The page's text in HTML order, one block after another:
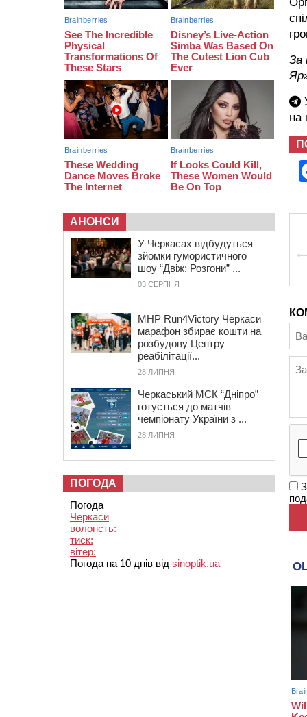
За
на
“Ше.Fest”
14:31 У Каневі аномальна спека
призвела до перебоїв у роботі
електромереж та комунальних
служб
АНОНСИ
У Черкасах відбудуться
зйомки гумористичного
шоу “Двіж: Розгони” ...
03 СЕРПНЯ
MHP Run4Victory Черкаси
марафон збирає кошти на
розбудову Центру
реабілітації...
28 ЛИПНЯ
Черкаський МСК “Дніпро”
готується до матчів
чемпіонату України з ...
28 ЛИПНЯ
ПОГОДА
Погода
Черкаси
вологість:
тиск:
вітер:
Погода на 10 днів від sinoptik.ua